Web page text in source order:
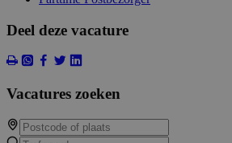
Deel deze vacature
Vacatures zoeken